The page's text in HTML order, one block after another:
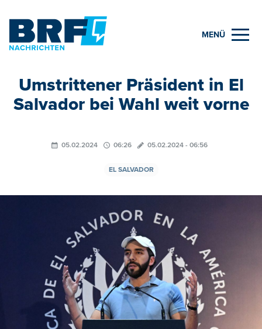
MENÜ
Umstrittener Präsident in El
Salvador bei Wahl weit vorne
05.02.2024 06:26 05.02.2024 - 06:56
EL SALVADOR